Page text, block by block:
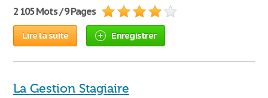
2 105 Mots / 9 Pages
Lire la suite Enregistrer
La Gestion Stagiaire